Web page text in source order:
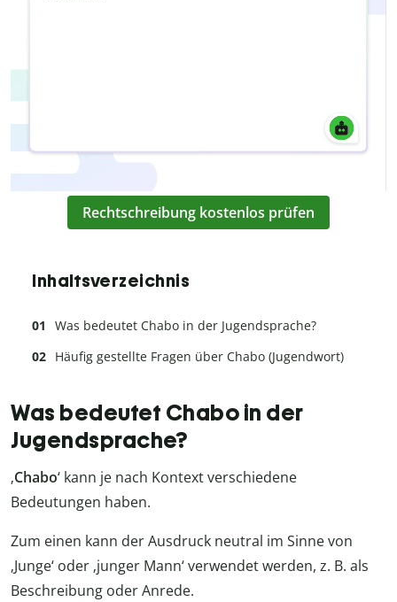
Rechtschreibung kostenlos prüfen
Inhaltsverzeichnis
Was bedeutet Chabo in der Jugendsprache?
Häufig gestellte Fragen über Chabo (Jugendwort)
Was bedeutet Chabo in der
Jugendsprache?
‚Chabo‘ kann je nach Kontext verschiedene
Bedeutungen haben.
Zum einen kann der Ausdruck neutral im Sinne von
‚Junge‘ oder ‚junger Mann‘ verwendet werden, z. B. als
Beschreibung oder Anrede.